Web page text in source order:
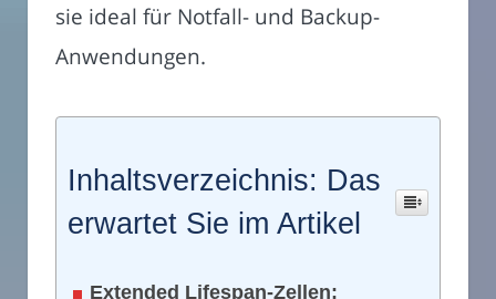
sie ideal für Notfall- und Backup-
Anwendungen.
Inhaltsverzeichnis: Das
erwartet Sie im Artikel
Extended Lifespan-Zellen: